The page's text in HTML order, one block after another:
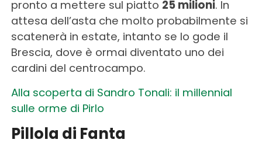
pronto a mettere sul piatto 25 milioni. In
attesa dell’asta che molto probabilmente si
scatenerà in estate, intanto se lo gode il
Brescia, dove è ormai diventato uno dei
cardini del centrocampo.
Alla scoperta di Sandro Tonali: il millennial
sulle orme di Pirlo
Pillola di Fanta